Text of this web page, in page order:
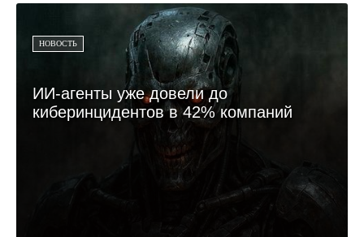
НОВОСТЬ
ИИ-агенты уже довели до
киберинцидентов в 42% компаний